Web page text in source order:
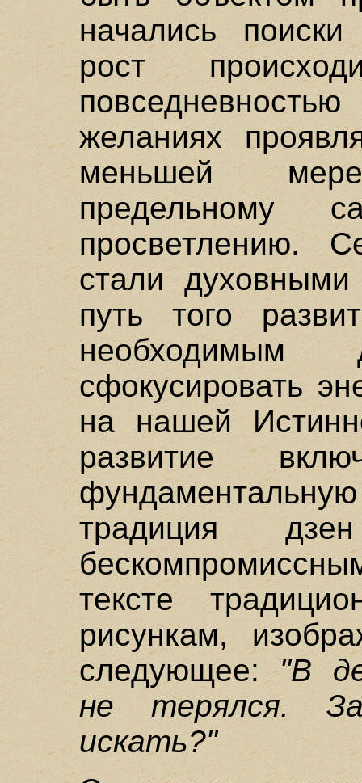
начались
рост
желаниях
меньшей
предельному
просветлению.
стали
путь того
сфокусировать
на нашей
развитие
традиция
тексте
рисункам,
следующее:"В
не терялся.
искать?"